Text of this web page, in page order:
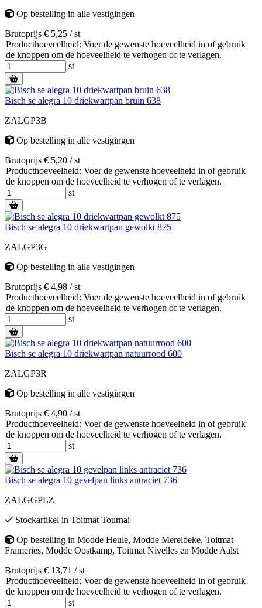
Op bestelling in alle vestigingen
Brutoprijs € 5,25 / st
Producthoeveelheid: Voer de gewenste hoeveelheid in of gebruik
de knoppen om de hoeveelheid te verhogen of te verlagen.
st
Bisch se alegra 10 driekwartpan bruin 638
ZALGP3B
Op bestelling in alle vestigingen
Brutoprijs € 5,20 / st
Producthoeveelheid: Voer de gewenste hoeveelheid in of gebruik
de knoppen om de hoeveelheid te verhogen of te verlagen.
st
Bisch se alegra 10 driekwartpan gewolkt 875
ZALGP3G
Op bestelling in alle vestigingen
Brutoprijs € 4,98 / st
Producthoeveelheid: Voer de gewenste hoeveelheid in of gebruik
de knoppen om de hoeveelheid te verhogen of te verlagen.
st
Bisch se alegra 10 driekwartpan natuurrood 600
ZALGP3R
Op bestelling in alle vestigingen
Brutoprijs € 4,90 / st
Producthoeveelheid: Voer de gewenste hoeveelheid in of gebruik
de knoppen om de hoeveelheid te verhogen of te verlagen.
st
Bisch se alegra 10 gevelpan links antraciet 736
ZALGGPLZ
Stockartikel in Toitmat Tournai
Op bestelling in Modde Heule, Modde Merelbeke, Toitmat
Frameries, Modde Oostkamp, Toitmat Nivelles en Modde Aalst
Brutoprijs € 13,71 / st
Producthoeveelheid: Voer de gewenste hoeveelheid in of gebruik
de knoppen om de hoeveelheid te verhogen of te verlagen.
st